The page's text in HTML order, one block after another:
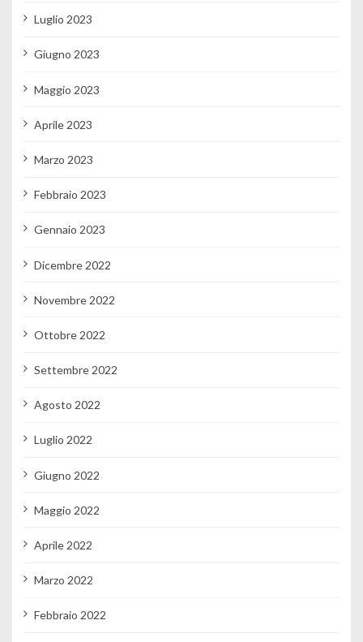
Luglio 2023
Giugno 2023
Maggio 2023
Aprile 2023
Marzo 2023
Febbraio 2023
Gennaio 2023
Dicembre 2022
Novembre 2022
Ottobre 2022
Settembre 2022
Agosto 2022
Luglio 2022
Giugno 2022
Maggio 2022
Aprile 2022
Marzo 2022
Febbraio 2022